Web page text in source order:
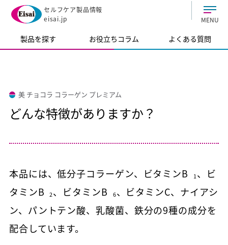
セルフケア製品情報
eisai.jp
MENU
製品を探す お役立ちコラム よくある質問
美 チョコラ コラーゲン プレミアム
どんな特徴がありますか？
本品には、低分子コラーゲン、ビタミンB 1 、ビ
タミンB
2、ビタミンB 6、ビタミンC、ナイアシ
ン、パントテン酸、乳酸菌、鉄分の9種の成分を
配合しています。